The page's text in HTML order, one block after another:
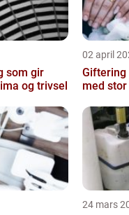
som gir
og trivsel
02 april
Giftering et lite smykke
med
24 mars